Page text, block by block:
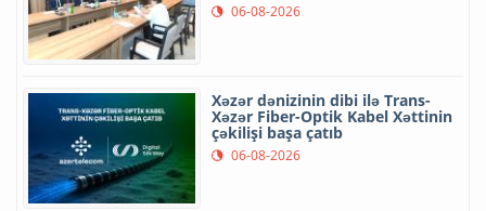
06-08-2026
Xəzər dənizinin dibi ilə Trans-
Xəzər Fiber-Optik Kabel Xəttinin
çəkilişi başa çatıb
06-08-2026